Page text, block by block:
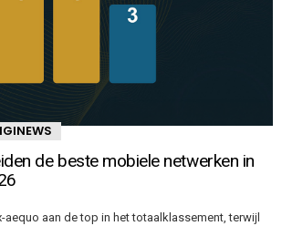
de beste mobiele netwerken in
aequo aan de top in het totaalklassement, terwijl